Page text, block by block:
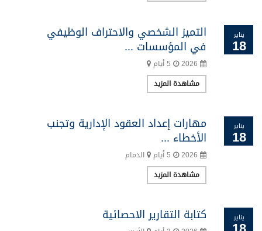
يناير
18
التميز الشخصي والاحتراف الوظيفي
في المؤسسات ...
مشاهدة المزيد
يناير
18
مهارات إعداد العقود الإدارية وتجنب
الأخطاء ...
الدمام
مشاهدة المزيد
يناير كتابة التقارير الاحصائية